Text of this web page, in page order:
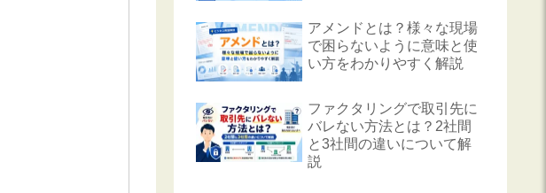
アメンドとは？様々な現場
で困らないように意味と使
い方をわかりやすく解説
ファクタリングで取引先に
バレない方法とは？2社間
と3社間の違いについて解
説